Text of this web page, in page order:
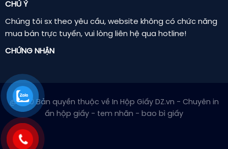
CHÚ Ý
Chúng tôi sx theo yêu cầu, website không có chức năng
mua bán trực tuyến, vui lòng liên hệ qua hotline!
CHỨNG NHẬN
@2020 Bản quyền thuộc về In Hộp Giấy DZ.vn - Chuyên in
ấn hộp giấy - tem nhãn - bao bì giấy